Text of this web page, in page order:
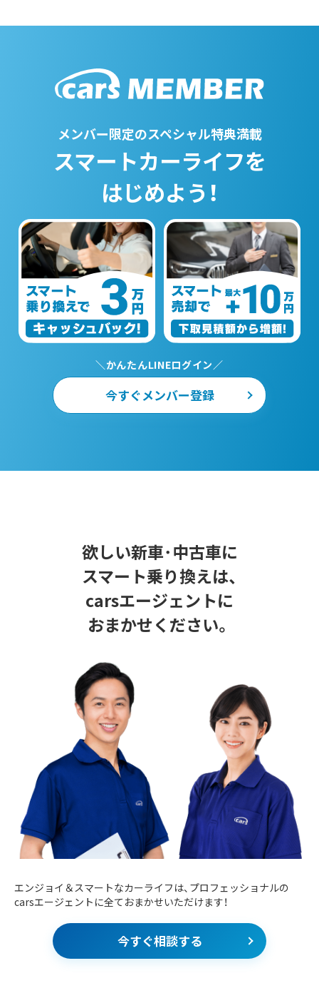
メンバー限定のスペシャル特典満載
スマートカーライフを
はじめよう！
＼かんたんLINEログイン／
今すぐメンバー登録
欲しい新車･中古車に
スマート乗り換えは、
carsエージェントに
おまかせください。
エンジョイ＆スマートなカーライフは、プロフェッショナルの
carsエージェントに全ておまかせいただけます！
今すぐ相談する